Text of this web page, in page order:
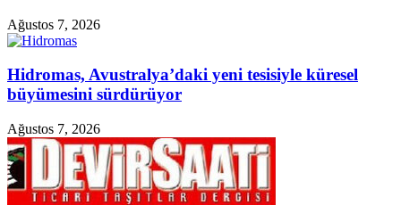
Ağustos 7, 2026
Hidromas, Avustralya’daki yeni tesisiyle küresel
büyümesini sürdürüyor
Ağustos 7, 2026